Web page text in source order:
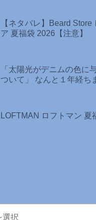
【ネタバレ】Beard Store
ア 夏福袋 2026【注意】
「太陽光がデニムの色に
ついて」 なんと１年経ち
LOFTMAN ロフトマン 夏